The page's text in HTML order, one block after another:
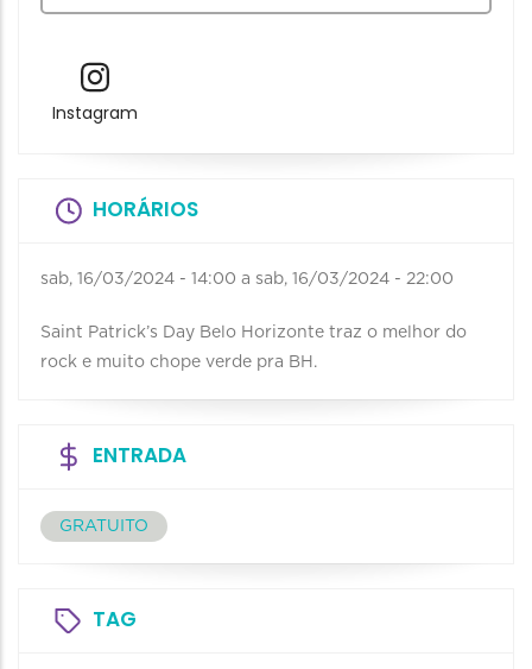
Instagram
HORÁRIOS
sab, 16/03/2024 - 14:00 a sab, 16/03/2024 - 22:00
Saint Patrick’s Day Belo Horizonte traz o melhor do
rock e muito chope verde pra BH.
ENTRADA
GRATUITO
TAG